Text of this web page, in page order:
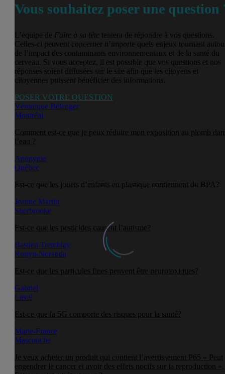
Vous souhaitez poser une question
L’équipe de Faire à sa tête tentera de répondre à vos questions.
Celles-ci peuvent concerner n’importe quels enjeux tournant
de l’impact des contaminants environnementaux et de la santé du
cerveau. Si vous acceptez, il est possible que vos questions et nos
réponses soient diffusées sur le site afin que les citoyens et
citoyennes puissent bénéficier des informations.
POSER VOTRE QUESTION
Véronique Bélanger
Montréal
Comment est-ce que je peux réduire mon exposition au plomb
l’eau ?
Anonyme
Québec
Est-ce que les jouets d’enfants en plastique contiennent du BPA?
Jeanne Martin
Sherbrooke
Est-ce que les pesticides causent l’autisme?
Bastien Tremblay
Rouyn-Noranda
Est-ce que les particules fines peuvent être neurotoxiques?
Gabriel
Laval
Est-ce que la 5G comporte des risques pour la santé?
Marie-France
Mascouche
Je veux acheter un produit qui contient l’avertissement P65 « Peut
engendrer le cancer et avoir des effets nocifs sur la reproduction ».